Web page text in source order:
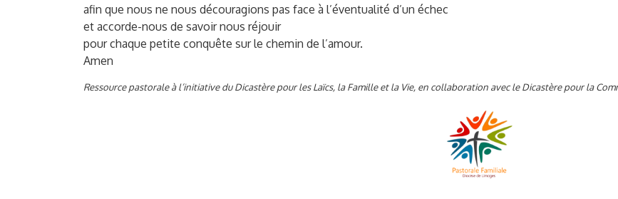
afin que nous ne nous découragions pas face à l’éventualité d’un échec
et accorde-nous de savoir nous réjouir
pour chaque petite conquête sur le chemin de l’amour.
Amen
Ressource pastorale à l’initiative du Dicastère pour les Laïcs, la Famille et la Vie, en collaboration avec le Dicastère pour la